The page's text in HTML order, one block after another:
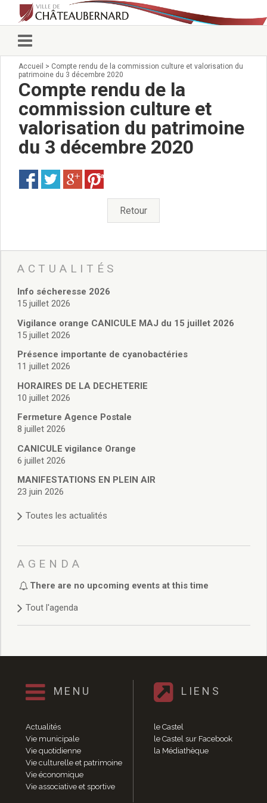
Vie municipale
Conseillers municipaux
Commissions 2026
Prendre rendez-vous
Arrêtés du Maire
Services municipaux
Organigramme
Pour venir nous voir
État civil/élections/formalités
Services Techniques
Affaires Scolaires
Vie associative
Cimetière/réglementation funéraire
Licences boissons
Inscriptions sur les listes électorales
Cadastre
Plan Local d’Urbanisme intercommunal
Actes d’état civil
Budgets
Budget de Fonctionnement
Budget d’Investissement
Règlement du conseil municipal
Délibérations 2025
Délibérations 2024
Délibérations 2023
Délibérations 2019
Délibérations 2018
Délibérations 2016
Délibérations 2015
Délibérations 2013
Délibérations 2011
Délibérations 2008
Agenda réunions publiques
Marchés publics
Toutes les actualités
Vie quotidienne
Accueil > Compte rendu de la commission culture et valorisation du
patrimoine du 3 décembre 2020
Compte rendu de la
commission culture et
valorisation du patrimoine
du 3 décembre 2020
Save
Retour
ACTUALITÉS
Info sécheresse 2026
15 juillet 2026
Vigilance orange CANICULE MAJ du 15 juillet 2026
15 juillet 2026
Présence importante de cyanobactéries
11 juillet 2026
HORAIRES DE LA DECHETERIE
10 juillet 2026
Fermeture Agence Postale
8 juillet 2026
CANICULE vigilance Orange
6 juillet 2026
MANIFESTATIONS EN PLEIN AIR
23 juin 2026
Toutes les actualités
AGENDA
There are no upcoming events at this time
Tout l'agenda
MENU
Actualités
Vie municipale
Vie quotidienne
Vie culturelle et patrimoine
Vie économique
Vie associative et sportive
LIENS
le Castel
le Castel sur Facebook
la Médiathèque